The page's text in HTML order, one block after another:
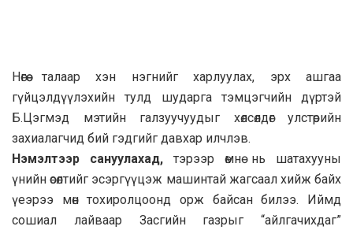
Нөгөө талаар хэн нэгнийг харлуулах, эрх ашгаа
гүйцэлдүүлэхийн тулд шударга тэмцэгчийн дүртэй
Б.Цэгмэд мэтийн галзуучуудыг хөлсөлдөг улстөрийн
захиалагчид бий гэдгийг давхар илчлэв.
Нэмэлтээр сануулахад, тэрээр өмнө нь шатахууны
үнийн өсөлтийг эсэргүүцэж машинтай жагсаал хийж байх
үеэрээ мөн тохиролцоонд орж байсан билээ. Иймд
сошиал лайваар Засгийн газрыг “айлгачихдаг”